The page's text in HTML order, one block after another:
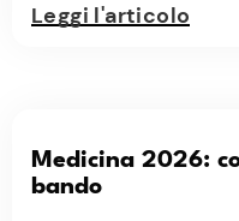
Leggi l'articolo
Medicina 2026:
bando